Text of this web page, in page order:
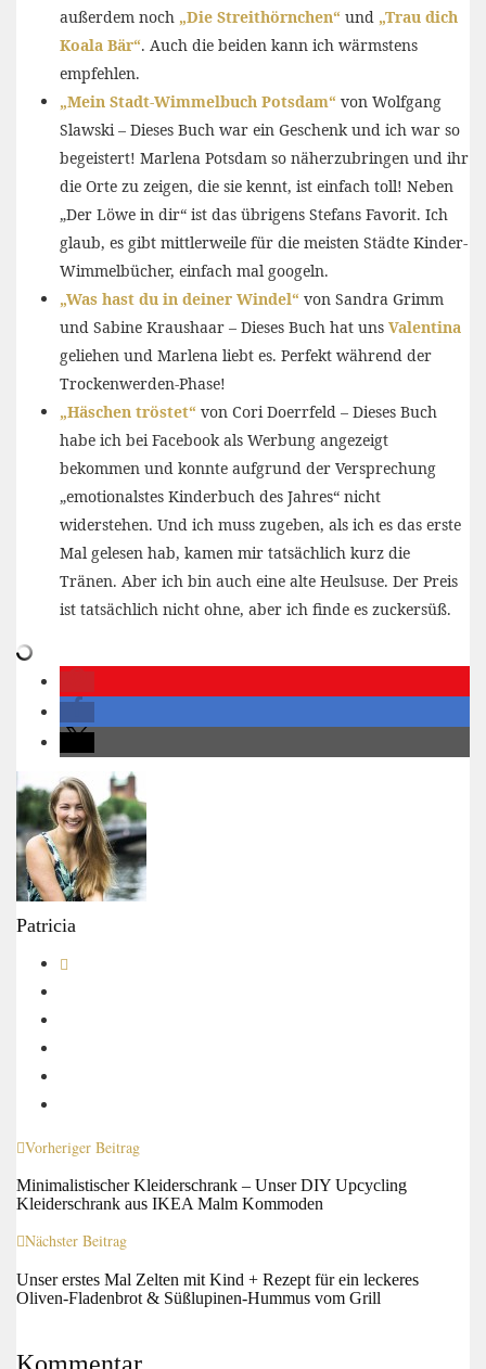
außerdem noch „Die Streithörnchen“ und „Trau dich
Koala Bär“. Auch die beiden kann ich wärmstens
empfehlen.
„Mein Stadt-Wimmelbuch Potsdam“ von Wolfgang
Slawski – Dieses Buch war ein Geschenk und ich war so
begeistert! Marlena Potsdam so näherzubringen und ihr
die Orte zu zeigen, die sie kennt, ist einfach toll! Neben
„Der Löwe in dir“ ist das übrigens Stefans Favorit. Ich
glaub, es gibt mittlerweile für die meisten Städte Kinder-
Wimmelbücher, einfach mal googeln.
„Was hast du in deiner Windel“ von Sandra Grimm
und Sabine Kraushaar – Dieses Buch hat uns Valentina
geliehen und Marlena liebt es. Perfekt während der
Trockenwerden-Phase!
„Häschen tröstet“ von Cori Doerrfeld – Dieses Buch
habe ich bei Facebook als Werbung angezeigt
bekommen und konnte aufgrund der Versprechung
„emotionalstes Kinderbuch des Jahres“ nicht
widerstehen. Und ich muss zugeben, als ich es das erste
Mal gelesen hab, kamen mir tatsächlich kurz die
Tränen. Aber ich bin auch eine alte Heulsuse. Der Preis
ist tatsächlich nicht ohne, aber ich finde es zuckersüß.
Patricia
Vorheriger Beitrag
Minimalistischer Kleiderschrank – Unser DIY Upcycling
Kleiderschrank aus IKEA Malm Kommoden
Nächster Beitrag
Unser erstes Mal Zelten mit Kind + Rezept für ein leckeres
Oliven-Fladenbrot & Süßlupinen-Hummus vom Grill
Kommentar